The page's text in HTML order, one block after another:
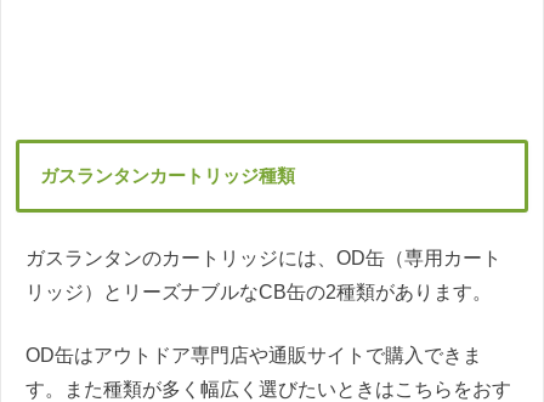
ガスランタンカートリッジ種類
ガスランタンのカートリッジには、OD缶（専用カート
リッジ）とリーズナブルなCB缶の2種類があります。
OD缶はアウトドア専門店や通販サイトで購入できま
す。また種類が多く幅広く選びたいときはこちらをおす